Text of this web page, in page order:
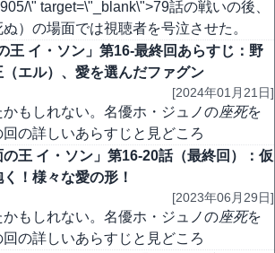
\" target=\"_blank\">79話の戦いの後、
）の場面では視聴者を号泣させた。
王 イ・ソン」第16-最終回あらすじ：野
エル）、愛を選んだファグン
[2024年01月21日]
もしれない。名優ホ・ジュノの座死を
の詳しいあらすじと見どころ
王 イ・ソン」第16-20話（最終回）：仮
！様々な愛の形！
[2023年06月29日]
もしれない。名優ホ・ジュノの座死を
の詳しいあらすじと見どころ